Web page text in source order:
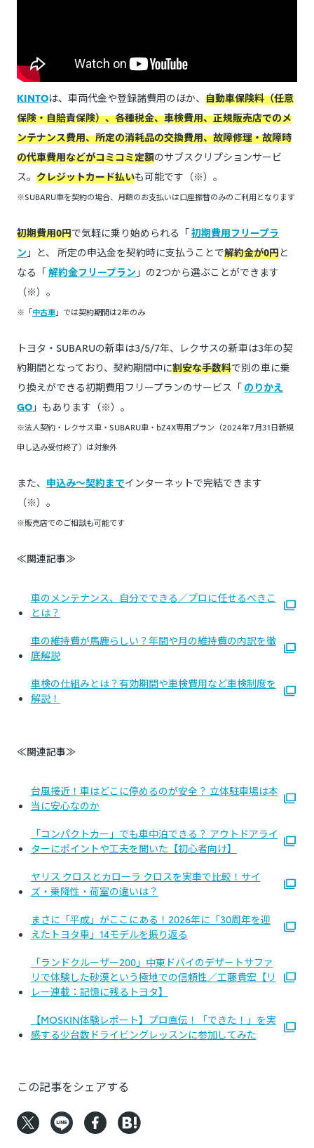
KINTOは、車両代金や登録諸費用のほか、 自動車保険料（任意
保険・自賠責保険）、各種税金、車検費用、正規販売店でのメ
ンテナンス費用、所定の消耗品の交換費用、故障修理・故障時
の代車費用などがコミコミ定額のサブスクリプションサービ
ス。 クレジットカード払いも可能です（※）。
※SUBARU車を契約の場合、月額のお支払いは口座振替のみのご利用となります
初期費用0円で気軽に乗り始められる「初期費用フリープラ
ン 」と、 所定の申込金を契約時に支払うことで解約金が0円と
なる「解約金フリープラン 」の2つから選ぶことができます
（※）。
※「中古車」では契約期間は2年のみ
トヨタ・SUBARUの新車は3/5/7年、レクサスの新車は3年の契
約期間となっており、契約期間中に割安な手数料で別の車に乗
り換えができる初期費用フリープランのサービス「 のりかえ
GO 」もあります（※）。
※法人契約・レクサス車・SUBARU車・bZ4X専用プラン（2024年7月31日新規
申し込み受付終了）は対象外
また、 申込み～契約までインターネットで完結できます
（※）。
※販売店でのご相談も可能です
≪関連記事≫
車のメンテナンス、自分でできる／プロに任せるべきこ
とは？
車の維持費が馬鹿らしい？年間や月の維持費の内訳を徹
底解説
車検の仕組みとは？有効期間や車検費用など車検制度を
解説！
≪関連記事≫
台風接近！車はどこに停めるのが安全？ 立体駐車場は本
当に安心なのか
「コンパクトカー」でも車中泊できる？ アウトドアライ
ターにポイントや工夫を聞いた【初心者向け】
ヤリス クロスとカローラ クロスを実車で比較！サイ
ズ・乗降性・荷室の違いは？
まさに「平成」がここにある！2026年に「30周年を迎
えたトヨタ車」14モデルを振り返る
「ランドクルーザー200」中東ドバイのデザートサファ
リで体験した砂漠という極地での信頼性／工藤貴宏【リ
レー連載：記憶に残るトヨタ】
【MOSKIN体験レポート】プロ直伝！「できた！」を実
感する少台数ドライビングレッスンに参加してみた
この記事をシェアする